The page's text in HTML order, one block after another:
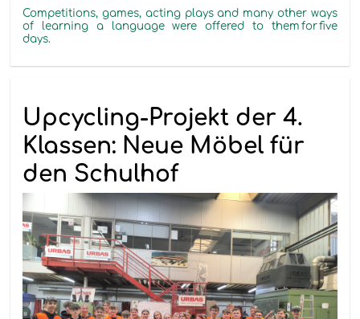
Competitions, games, acting plays and many other ways
of learning a language were offered to them for five
days.
Upcycling-Projekt der 4.
Klassen: Neue Möbel für
den Schulhof